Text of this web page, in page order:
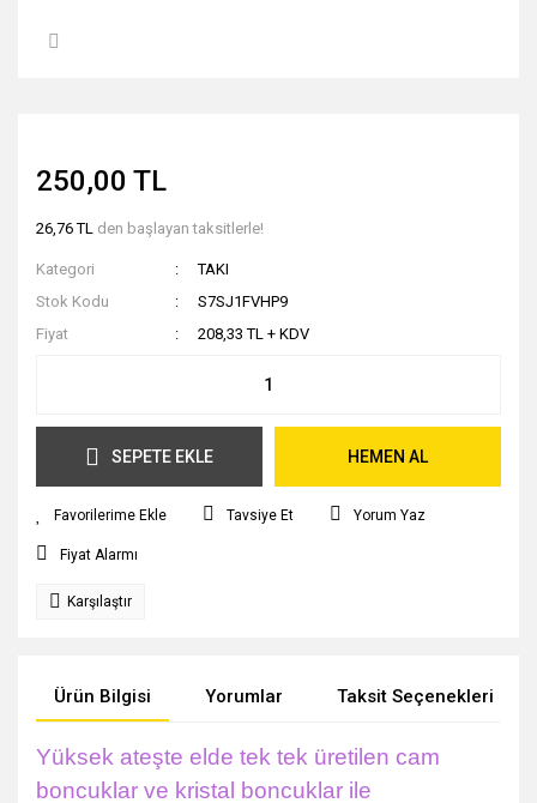
250,00 TL
26,76 TL den başlayan taksitlerle!
Kategori
TAKI
Stok Kodu
S7SJ1FVHP9
Fiyat
208,33 TL + KDV
SEPETE EKLE HEMEN AL
Tavsiye Et Yorum Yaz
Fiyat Alarmı
Karşılaştır
Ürün Bilgisi Yorumlar Taksit Seçenekleri
Yüksek ateşte elde tek tek üretilen cam
boncuklar ve kristal boncuklar ile